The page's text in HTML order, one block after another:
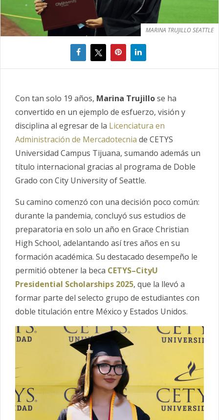
MARINA TRUJILLO SEATTLE
Con tan solo 19 años, Marina Trujillose ha
convertido en un ejemplo de esfuerzo, visión y
disciplina al egresar de la Licenciatura en
Administración de Mercadotecnia de CETYS
Universidad Campus Tijuana, sumando además un
título internacional gracias al programa de Doble
Grado con City University of Seattle.
Su camino comenzó con una decisión poco común:
durante la pandemia, concluyó sus estudios de
preparatoria en solo un año en Grace Christian
High School, adelantando así tres años en su
formación académica. Su destacado desempeño le
permitió obtener la beca CETYS–CityU
Presidential Scholarships 2025, que la llevó a
formar parte del selecto grupo de estudiantes con
doble titulación entre México y Estados Unidos.